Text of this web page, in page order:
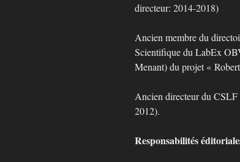
directeur: 2014-2018)
Ancien membre du
Scientifique du LabEx
Menant) du projet «
Ancien directeur du
2012).
Responsabilités